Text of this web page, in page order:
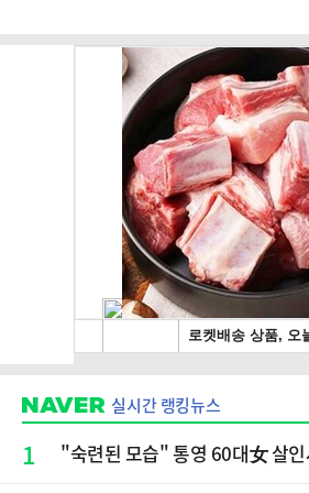
실시간 랭킹뉴스
1 "숙련된 모습" 통영 60대女 살